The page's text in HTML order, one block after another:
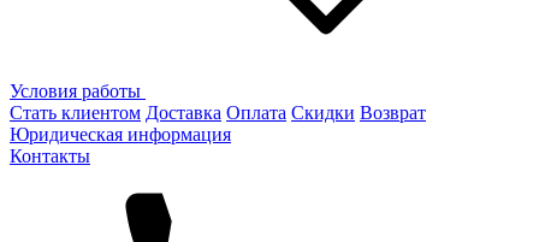
Условия работы
Стать клиентом Доставка Оплата Скидки Возврат
Юридическая информация
Контакты